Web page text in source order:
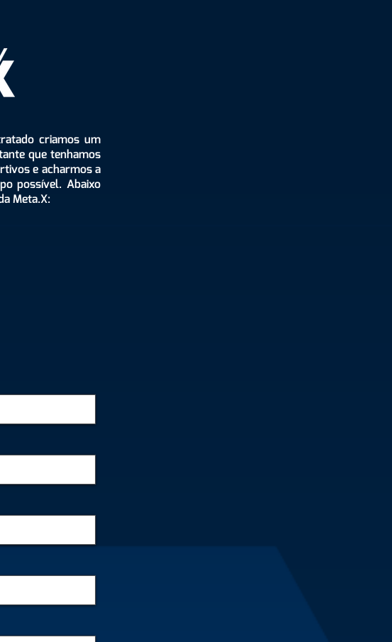
criamos um
que tenhamos
e acharmos a
possível. Abaixo
Meta.X: